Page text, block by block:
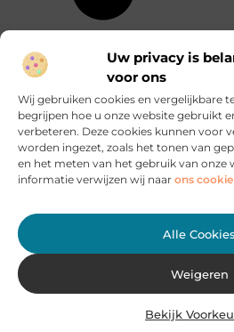
Uw privacy is
voor ons
Wij gebruiken cookies en vergelijkbare
begrijpen hoe u onze website gebruikt
verbeteren. Deze cookies kunnen voor
worden ingezet, zoals het tonen van
en het meten van het gebruik van onze
informatie verwijzen wij naar ons
Alle Cookies
Weigeren
Bekijk
Geen berichten meer om te